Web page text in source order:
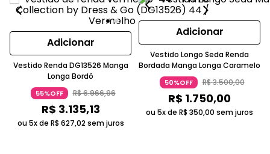
Adicionar
Vestido Renda DG13526 Manga
Longa Bordô
55%OFF R$6.966,96
R$ 3.135,13
ou 5x de R$ 627,02sem juros
Adicionar
Vestido Longo Seda Renda
Bordada Manga Longa Caramelo
50%OFF R$3.500,00
R$ 1.750,00
ou 5x de R$ 350,00 sem juros